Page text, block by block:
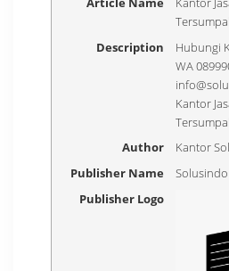
Description
Hubungi
WA
Kantor
Author
Kantor
Publisher Name
Publisher Logo